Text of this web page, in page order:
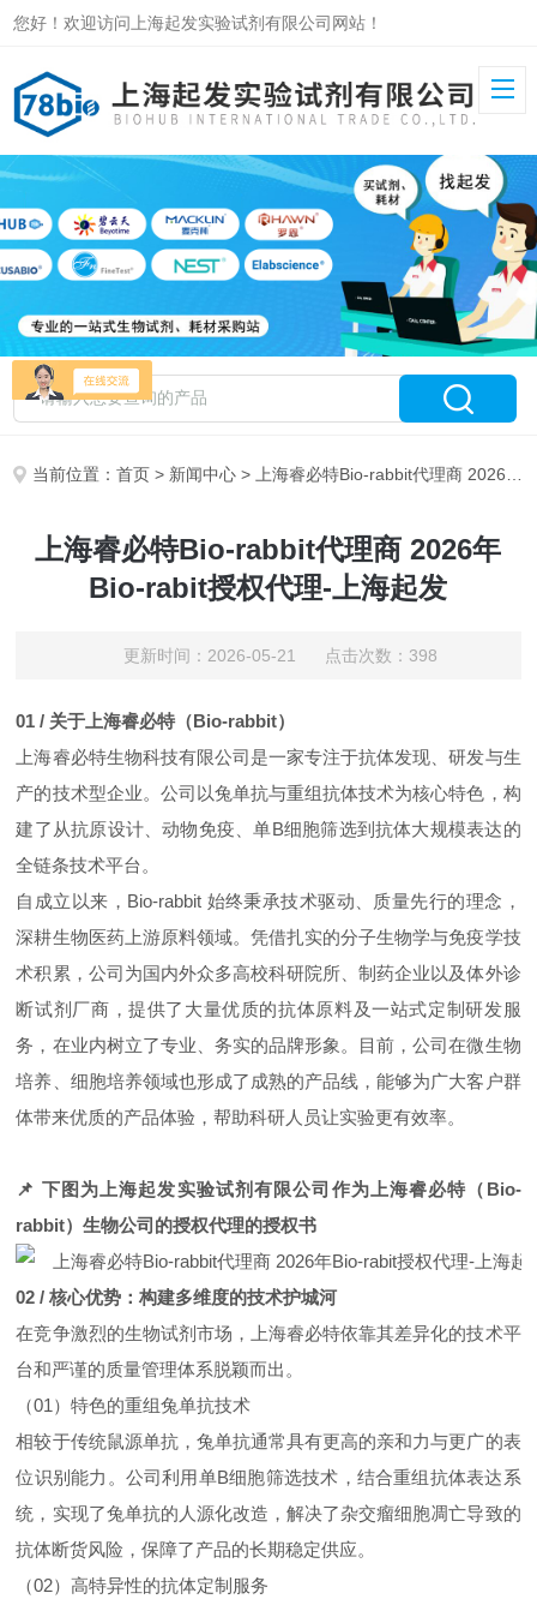
您好！欢迎访问上海起发实验试剂有限公司网站！
当前位置：首页 > 新闻中心 > 上海睿必特Bio-rabbit代理商 2026年Bio-rabit授权代理-上海起发
上海睿必特Bio-rabbit代理商 2026年
Bio-rabit授权代理-上海起发
更新时间：2026-05-21 点击次数：398
01 / 关于上海睿必特（Bio-rabbit）
上海睿必特生物科技有限公司是一家专注于抗体发现、研发与生
产的技术型企业。公司以兔单抗与重组抗体技术为核心特色，构
建了从抗原设计、动物免疫、单B细胞筛选到抗体大规模表达的
全链条技术平台。
自成立以来，Bio-rabbit 始终秉承技术驱动、质量先行的理念，
深耕生物医药上游原料领域。凭借扎实的分子生物学与免疫学技
术积累，公司为国内外众多高校科研院所、制药企业以及体外诊
断试剂厂商，提供了大量优质的抗体原料及一站式定制研发服
务，在业内树立了专业、务实的品牌形象。目前，公司在微生物
培养、细胞培养领域也形成了成熟的产品线，能够为广大客户群
体带来优质的产品体验，帮助科研人员让实验更有效率。
📌 下图为上海起发实验试剂有限公司作为 上海睿必特（Bio-
rabbit）生物公司的授权代理的授权书
02 / 核心优势：构建多维度的技术护城河
在竞争激烈的生物试剂市场，上海睿必特依靠其差异化的技术平
台和严谨的质量管理体系脱颖而出。
（01）特色的重组兔单抗技术
相较于传统鼠源单抗，兔单抗通常具有更高的亲和力与更广的表
位识别能力。公司利用单B细胞筛选技术，结合重组抗体表达系
统，实现了兔单抗的人源化改造，解决了杂交瘤细胞凋亡导致的
抗体断货风险，保障了产品的长期稳定供应。
（02）高特异性的抗体定制服务